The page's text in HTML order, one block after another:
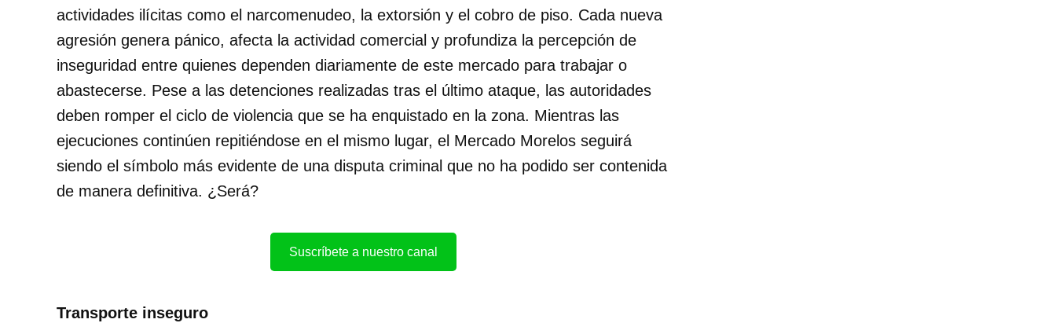
actividades ilícitas como el narcomenudeo, la extorsión y el cobro de piso. Cada nueva
agresión genera pánico, afecta la actividad comercial y profundiza la percepción de
inseguridad entre quienes dependen diariamente de este mercado para trabajar o
abastecerse. Pese a las detenciones realizadas tras el último ataque, las autoridades
deben romper el ciclo de violencia que se ha enquistado en la zona. Mientras las
ejecuciones continúen repitiéndose en el mismo lugar, el Mercado Morelos seguirá
siendo el símbolo más evidente de una disputa criminal que no ha podido ser contenida
de manera definitiva. ¿Será?
Suscríbete a nuestro canal
Transporte inseguro